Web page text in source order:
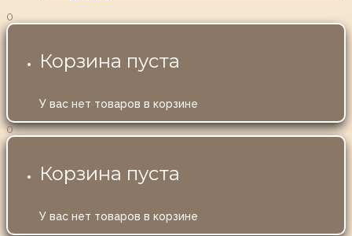
0
Корзина пуста
У вас нет товаров в корзине
0
Корзина пуста
У вас нет товаров в корзине